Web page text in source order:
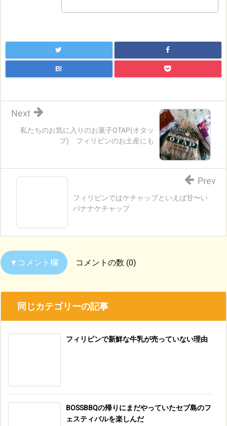
B!
私たちのお気に入りのお菓子OTAP(オタッ
プ) フィリピンのお土産にも
Next
フィリピンではケチャップといえば甘〜い
バナナケチャップ
Prev
コメントの数 (0)
同じカテゴリーの記事
フィリピンで新鮮な牛乳が売っていない理由
BOSSBBQの帰りにまだやっていたセブ島のフ
ェスティバルを楽しんだ